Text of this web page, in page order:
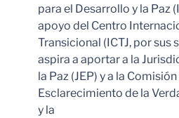
para el Desarrollo y la Paz
apoyo del Centro
Transicional (ICTJ, por sus
aspira a aportar a la
la Paz (JEP) y a la
Esclarecimiento de la
y la